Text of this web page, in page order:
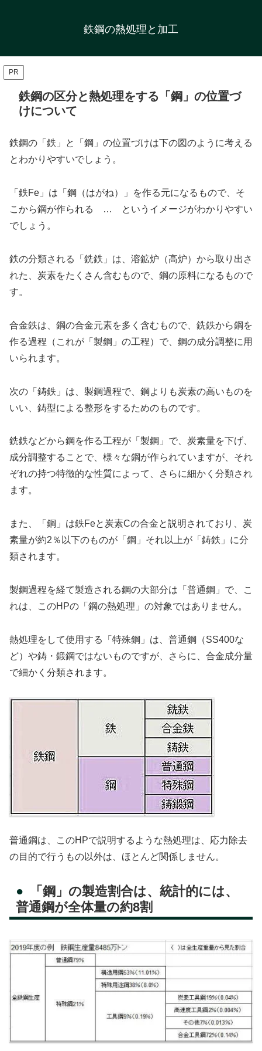
鉄鋼の熱処理と加工
PR
鉄鋼の区分と熱処理をする「鋼」の位置づ
けについて
鉄鋼の「鉄」と「鋼」の位置づけは下の図のように考える
とわかりやすいでしょう。
「鉄Fe」は「鋼（はがね）」を作る元になるもので、そ
こから鋼が作られる … というイメージがわかりやすい
でしょう。
鉄の分類される「銑鉄」は、溶鉱炉（高炉）から取り出さ
れた、炭素をたくさん含むもので、鋼の原料になるもので
す。
合金鉄は、鋼の合金元素を多く含むもので、銑鉄から鋼を
作る過程（これが「製鋼」の工程）で、鋼の成分調整に用
いられます。
次の「鋳鉄」は、製鋼過程で、鋼よりも炭素の高いものを
いい、鋳型による整形をするためのものです。
銑鉄などから鋼を作る工程が「製鋼」で、炭素量を下げ、
成分調整することで、様々な鋼が作られていますが、それ
ぞれの持つ特徴的な性質によって、さらに細かく分類され
ます。
また、「鋼」は鉄Feと炭素Cの合金と説明されており、炭
素量が約2％以下のものが「鋼」それ以上が「鋳鉄」に分
類されます。
製鋼過程を経て製造される鋼の大部分は「普通鋼」で、こ
れは、このHPの「鋼の熱処理」の対象ではありません。
熱処理をして使用する「特殊鋼」は、普通鋼（SS400な
ど）や鋳・鍛鋼ではないものですが、さらに、合金成分量
で細かく分類されます。
普通鋼は、このHPで説明するような熱処理は、応力除去
の目的で行うもの以外は、ほとんど関係しません。
「鋼」の製造割合は、統計的には、
普通鋼が全体量の約8割